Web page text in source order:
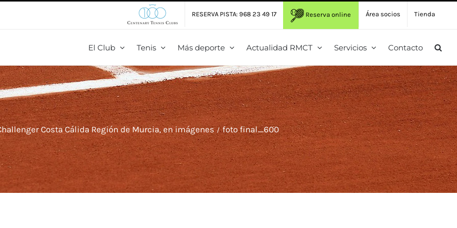
RESERVA PISTA: 968 23 49 17 Reserva online Área socios Tienda
El Club Tenis Más deporte Actualidad RMCT Servicios Contacto
Costa Cálida Región de Murcia, en imágenes foto final_600